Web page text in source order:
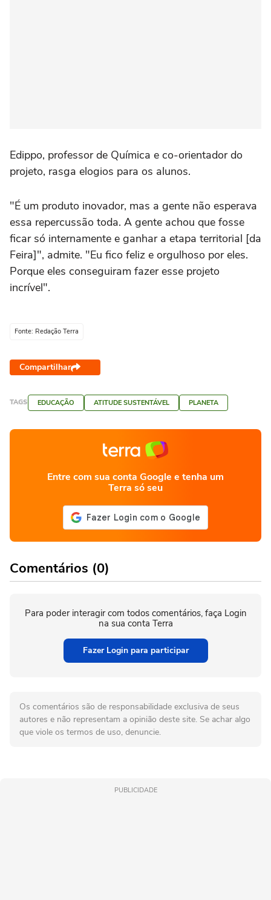
Edippo, professor de Química e co-orientador do
projeto, rasga elogios para os alunos.
"É um produto inovador, mas a gente não esperava
essa repercussão toda. A gente achou que fosse
ficar só internamente e ganhar a etapa territorial [da
Feira]", admite. "Eu fico feliz e orgulhoso por eles.
Porque eles conseguiram fazer esse projeto
incrível".
Fonte: Redação Terra
Compartilhar
TAGS EDUCAÇÃO ATITUDE SUSTENTÁVEL PLANETA
Entre com sua conta Google e tenha um
Terra só seu
Comentários (0)
Para poder interagir com todos comentários, faça Login
na sua conta Terra
Fazer Login para participar
Os comentários são de responsabilidade exclusiva de seus
autores e não representam a opinião deste site. Se achar algo
que viole os termos de uso, denuncie.
PUBLICIDADE